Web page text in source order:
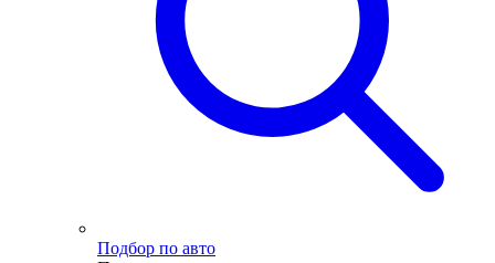
Подбор по авто